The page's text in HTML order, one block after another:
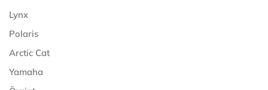
Lynx
Polaris
Arctic Cat
Yamaha